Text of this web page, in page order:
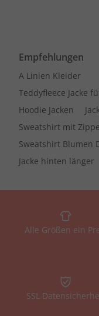
Empfehlungen
A Linien Kleider
Teddyfleece Jacke
Hoodie Jacken
Sweatshirt mit
Sweatshirt Blumen
Jacke hinten länger
Alle Größen ein
SSL